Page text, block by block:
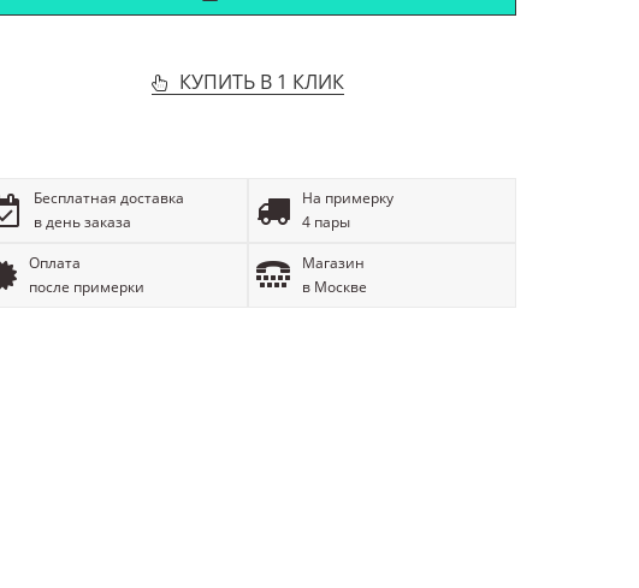
КУПИТЬ В 1 КЛИК
Бесплатная доставка
в день заказа
На примерку
4 пары
Оплата
после примерки
Магазин
в Москве